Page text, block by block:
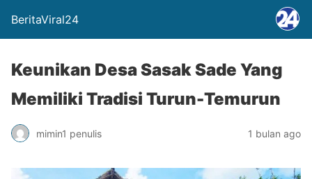
BeritaViral24
Keunikan Desa Sasak Sade Yang
Memiliki Tradisi Turun-Temurun
mimin1 penulis 1 bulan ago